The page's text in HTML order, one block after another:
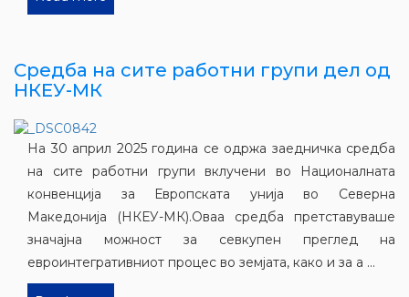
Средба на сите работни групи дел од
НКЕУ-МК
На 30 април 2025 година се одржа заедничка средба
на сите работни групи вклучени во Националната
конвенција за Европската унија во Северна
Македонија (НКЕУ-МК).Оваа средба претставуваше
значајна можност за севкупен преглед на
евроинтегративниот процес во земјата, како и за а ...